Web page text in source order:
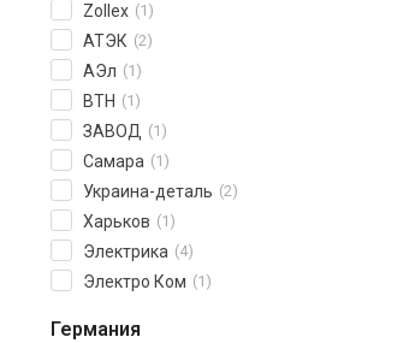
Zollex (1)
АТЭК (2)
АЭл (1)
ВТН (1)
ЗАВОД (1)
Самара (1)
Украина-деталь (2)
Харьков (1)
Электрика (4)
Электро Ком (1)
Германия